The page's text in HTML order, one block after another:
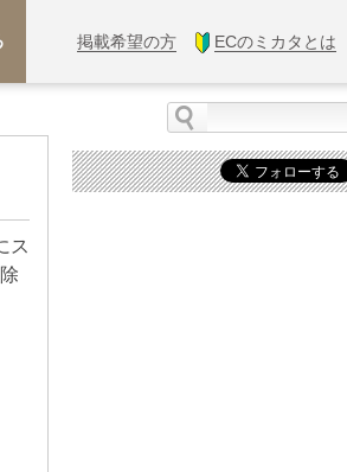
掲載希望の方 ECのミカタとは
ス